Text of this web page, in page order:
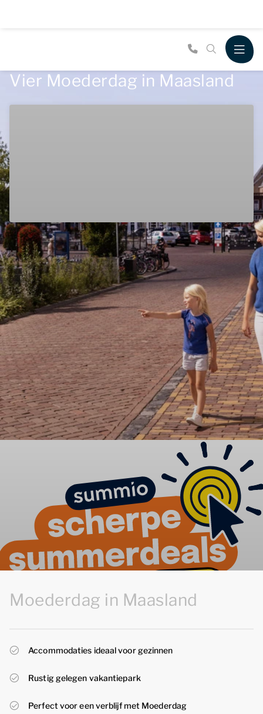
Vier Moederdag in Maasland
Moederdag in Maasland
Accommodaties ideaal voor gezinnen
Rustig gelegen vakantiepark
Perfect voor een verblijf met Moederdag